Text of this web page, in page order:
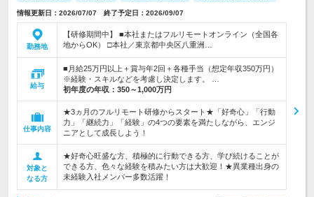
情報更新日：2026/07/07 終了予定日：2026/09/07
勤務地
【研修期間中】 ■本社またはフルリモートオンライン（全国各
地からOK） □本社／東京都中央区八重洲…
給与
■月給25万円以上＋賞与年2回＋各種手当（想定年収350万円）
※経験・スキルなどを考慮し決定します。 …
初年度の年収： 350～1,000万円
仕事内容
★3ヵ月のフルリモート研修からスタート★「好奇心」「行動
力」「継続力」「経験」の4つの要素を満たしながら、エンジ
ニアとして成長しよう！
対象と
なる方
★好奇心旺盛な方、積極的に行動できる方、学び続けることが
できる方、色々な経験を積みたい方は大歓迎！★異業種出身の
未経験入社メンバー多数活躍！